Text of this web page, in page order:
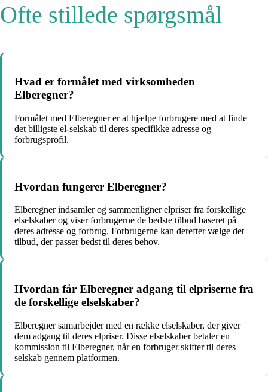
Ofte stillede spørgsmål
Hvad er formålet med virksomheden
Elberegner?
Formålet med Elberegner er at hjælpe forbrugere med at finde
det billigste el-selskab til deres specifikke adresse og
forbrugsprofil.
Hvordan fungerer Elberegner?
Elberegner indsamler og sammenligner elpriser fra forskellige
elselskaber og viser forbrugerne de bedste tilbud baseret på
deres adresse og forbrug. Forbrugerne kan derefter vælge det
tilbud, der passer bedst til deres behov.
Hvordan får Elberegner adgang til elpriserne fra
de forskellige elselskaber?
Elberegner samarbejder med en række elselskaber, der giver
dem adgang til deres elpriser. Disse elselskaber betaler en
kommission til Elberegner, når en forbruger skifter til deres
selskab gennem platformen.